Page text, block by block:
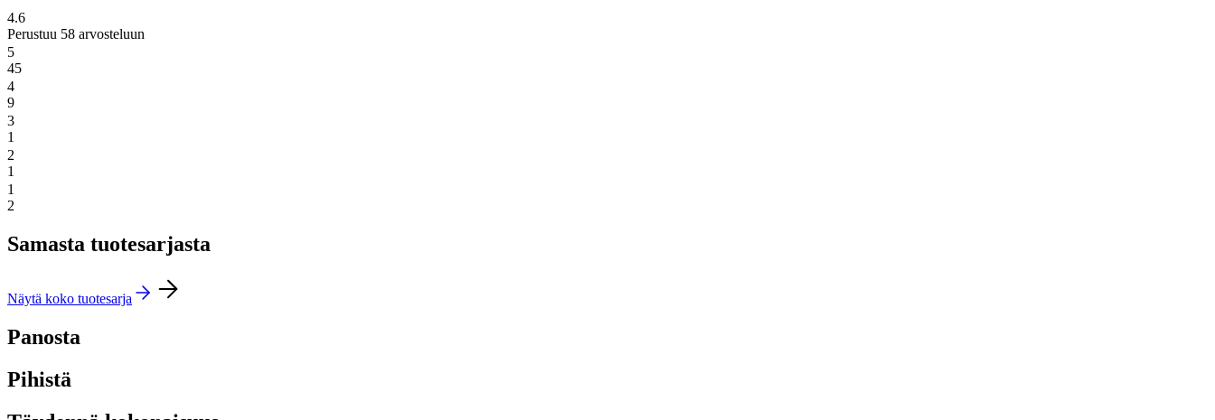
4.6
Perustuu 58 arvosteluun
5
45
4
9
3
1
2
1
1
2
Samasta tuotesarjasta
Näytä koko tuotesarja
Panosta
Pihistä